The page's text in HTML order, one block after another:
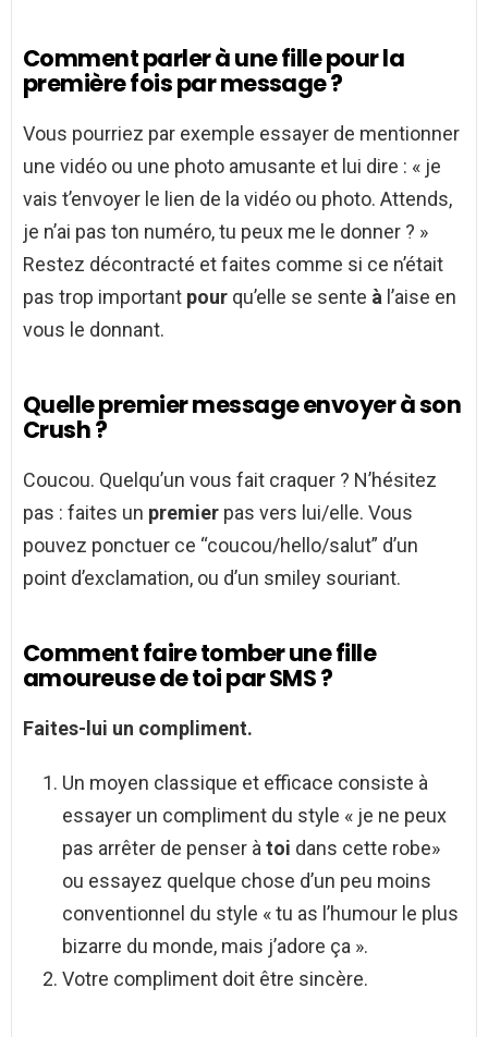
Comment parler à une fille pour la
première fois par message ?
Vous pourriez par exemple essayer de mentionner
une vidéo ou une photo amusante et lui dire : « je
vais t’envoyer le lien de la vidéo ou photo. Attends,
je n’ai pas ton numéro, tu peux me le donner ? »
Restez décontracté et faites comme si ce n’était
pas trop important pour qu’elle se sente à l’aise en
vous le donnant.
Quelle premier message envoyer à son
Crush ?
Coucou. Quelqu’un vous fait craquer ? N’hésitez
pas : faites un premier pas vers lui/elle. Vous
pouvez ponctuer ce “coucou/hello/salut” d’un
point d’exclamation, ou d’un smiley souriant.
Comment faire tomber une fille
amoureuse de toi par SMS ?
Faites-lui un compliment.
Un moyen classique et efficace consiste à
essayer un compliment du style « je ne peux
pas arrêter de penser à toi dans cette robe»
ou essayez quelque chose d’un peu moins
conventionnel du style « tu as l’humour le plus
bizarre du monde, mais j’adore ça ».
Votre compliment doit être sincère.